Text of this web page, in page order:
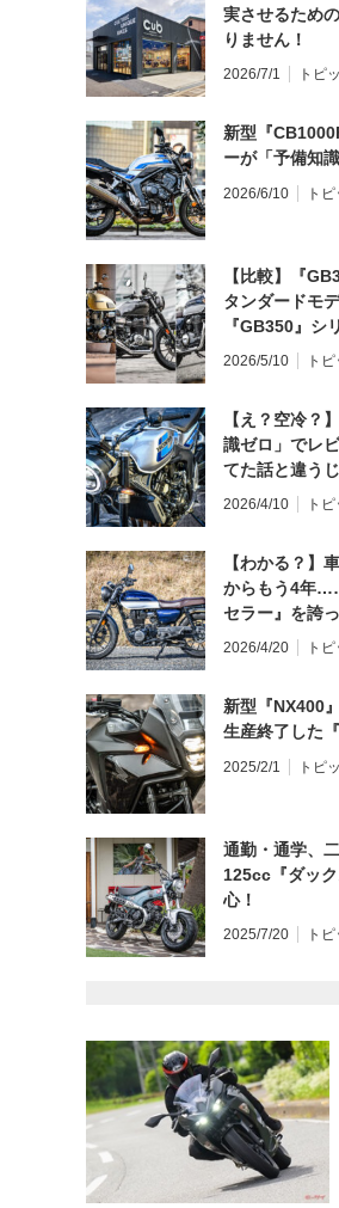
実させるため
りません！
2026/7/1 トピ
新型『
ーが「予備知
2026/6/10 ト
【比較】『
タンダードモ
『GB350』シ
2026/5/10 ト
【え？空冷？
識ゼロ」でレ
てた話と違う
日にしてなら
2026/4/10 ト
【わかる？】
からもう4年
セラー』を誇
と思う？
2026/4/20 ト
新型『NX400
生産終了した
2025/2/1 トピ
通勤・通学、
125cc『ダッ
心！
2025/7/20 ト